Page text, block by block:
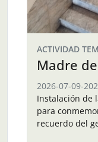
ACTIVIDAD
Madre
2026-07-09-
Instalación de
para
recuerdo del